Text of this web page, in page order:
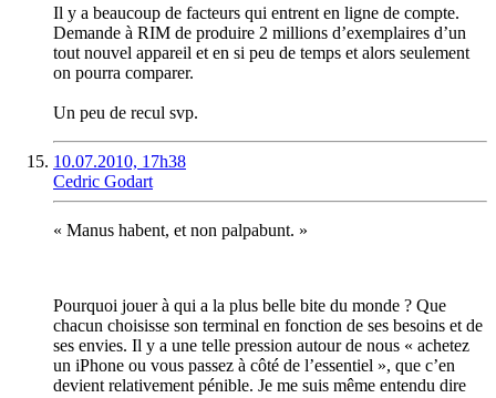
Il y a beaucoup de facteurs qui entrent en ligne de compte.
Demande à RIM de produire 2 millions d’exemplaires d’un
tout nouvel appareil et en si peu de temps et alors seulement
on pourra comparer.
Un peu de recul svp.
10.07.2010, 17h38
Cedric Godart
« Manus habent, et non palpabunt. »
Pourquoi jouer à qui a la plus belle bite du monde ? Que
chacun choisisse son terminal en fonction de ses besoins et de
ses envies. Il y a une telle pression autour de nous « achetez
un iPhone ou vous passez à côté de l’essentiel », que c’en
devient relativement pénible. Je me suis même entendu dire